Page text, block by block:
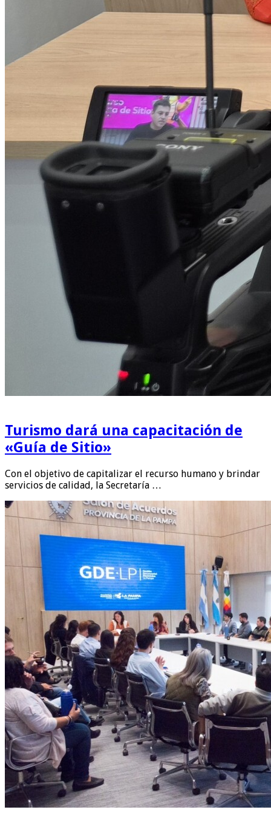
Turismo dará una capacitación de
«Guía de Sitio»
Con el objetivo de capitalizar el recurso humano y brindar
servicios de calidad, la Secretaría …